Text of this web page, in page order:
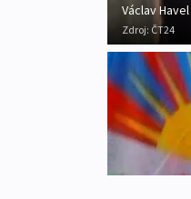
Václav Havel
Zdroj: ČT24